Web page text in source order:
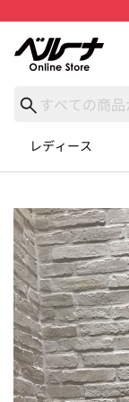
レディース